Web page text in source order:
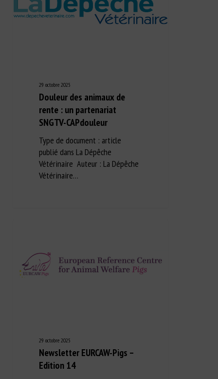
29 octobre 2025
Douleur des animaux de
rente : un partenariat
SNGTV-CAPdouleur
Type de document : article
publié dans La Dépêche
Vétérinaire Auteur : La Dépêche
Vétérinaire…
29 octobre 2025
Newsletter EURCAW-Pigs –
Edition 14